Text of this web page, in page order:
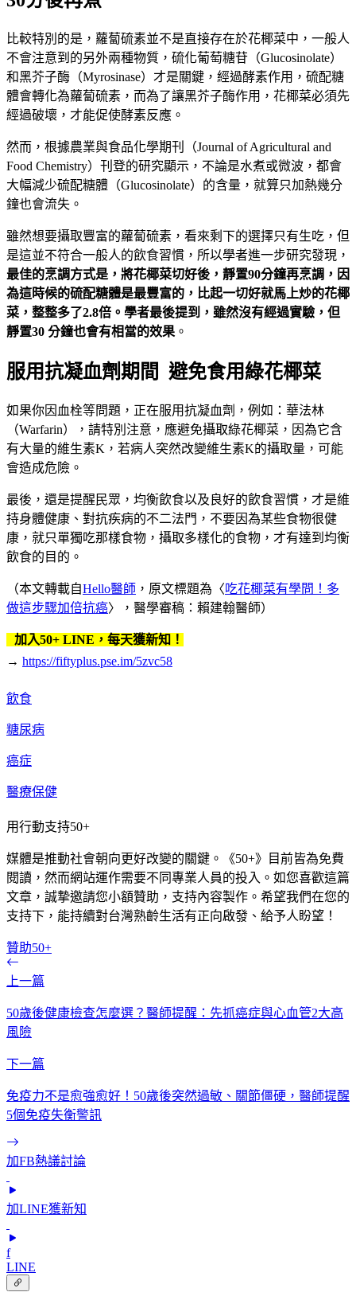
比較特別的是，蘿蔔硫素並不是直接存在於花椰菜中，一般人
不會注意到的另外兩種物質，硫化葡萄糖苷（Glucosinolate）
和黑芥子酶（Myrosinase）才是關鍵，經過酵素作用，硫配糖
體會轉化為蘿蔔硫素，而為了讓黑芥子酶作用，花椰菜必須先
經過破壞，才能促使酵素反應。
然而，根據農業與食品化學期刊（Journal of Agricultural and
Food Chemistry）刊登的研究顯示，不論是水煮或微波，都會
大幅減少硫配糖體（Glucosinolate）的含量，就算只加熱幾分
鐘也會流失。
雖然想要攝取豐富的蘿蔔硫素，看來剩下的選擇只有生吃，但
是這並不符合一般人的飲食習慣，所以學者進一步研究發現，
最佳的烹調方式是，將花椰菜切好後，靜置90分鐘再烹調，因
為這時候的硫配糖體是最豐富的，比起一切好就馬上炒的花椰
菜，整整多了2.8倍。學者最後提到，雖然沒有經過實驗，但
靜置30 分鐘也會有相當的效果 。
服用抗凝血劑期間 避免食用綠花椰菜
如果你因血栓等問題，正在服用抗凝血劑，例如：華法林
（Warfarin），請特別注意，應避免攝取綠花椰菜，因為它含
有大量的維生素K，若病人突然改變維生素K的攝取量，可能
會造成危險。
最後，還是提醒民眾，均衡飲食以及良好的飲食習慣，才是維
持身體健康、對抗疾病的不二法門，不要因為某些食物很健
康，就只單獨吃那樣食物，攝取多樣化的食物，才有達到均衡
飲食的目的。
（本文轉載自Hello醫師 ，原文標題為〈吃花椰菜有學問！多
做這步驟加倍抗癌〉，醫學審稿：賴建翰醫師）
加入50+ LINE，每天獲新知！
→ https://fiftyplus.pse.im/5zvc58
飲食
糖尿病
癌症
醫療保健
用行動支持50+
媒體是推動社會朝向更好改變的關鍵。《50+》目前皆為免費
閱讀，然而網站運作需要不同專業人員的投入。如您喜歡這篇
文章，誠摯邀請您小額贊助，支持內容製作。希望我們在您的
支持下，能持續對台灣熟齡生活有正向啟發、給予人盼望！
贊助50+
上一篇
50歲後健康檢查怎麼選？醫師提醒：先抓癌症與心血管2大高
風險
下一篇
免疫力不是愈強愈好！50歲後突然過敏、關節僵硬，醫師提醒
5個免疫失衡警訊
加FB熱議討論
加LINE獲新知
f
LINE